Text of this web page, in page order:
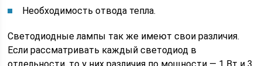
Необходимость отвода тепла.
Светодиодные лампы так же имеют свои различия.
Если рассматривать каждый светодиод в